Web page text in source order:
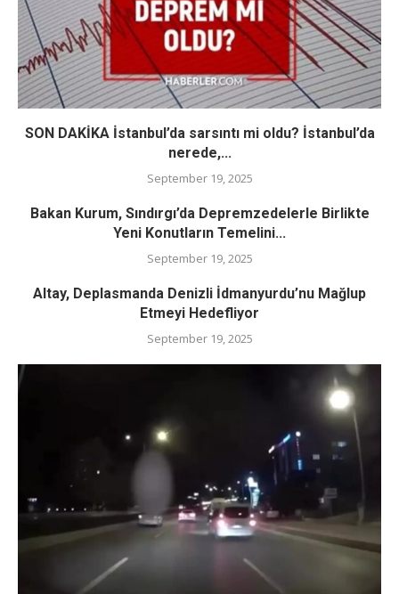
SON DAKİKA İstanbul’da sarsıntı mi oldu? İstanbul’da
nerede,...
September 19, 2025
Bakan Kurum, Sındırgı’da Depremzedelerle Birlikte
Yeni Konutların Temelini...
September 19, 2025
Altay, Deplasmanda Denizli İdmanyurdu’nu Mağlup
Etmeyi Hedefliyor
September 19, 2025